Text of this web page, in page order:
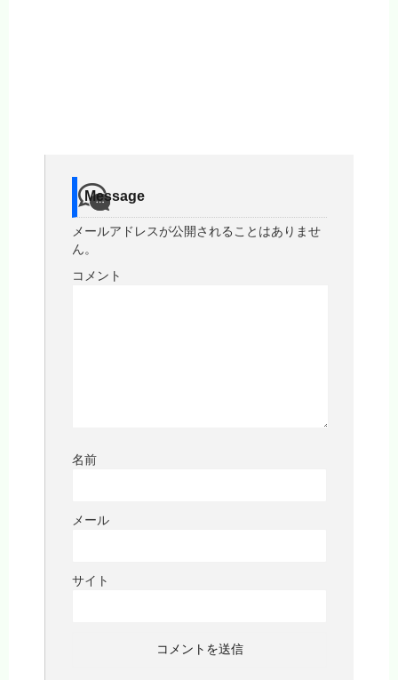
Message
メールアドレスが公開されることはありませ
ん。
コメント
名前
メール
サイト